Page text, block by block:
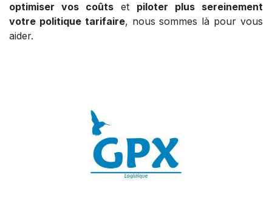
optimiser vos coûts et piloter plus sereinement
votre politique tarifaire, nous sommes là pour vous
aider.